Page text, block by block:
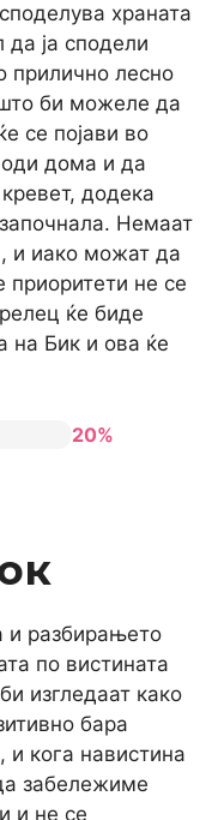
храната
да ја сподели
прилично лесно
би можеле да
се појави во
дома и да
додека
Немаат
и иако можат да
приоритети не се
ќе биде
на Бик и ова ќе
20%
и разбирањето
по вистината
изгледаат како
бара
и кога навистина
забележиме
и не се